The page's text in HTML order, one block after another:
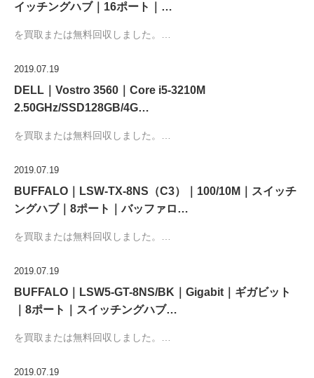
イッチングハブ｜16ポート｜…
を買取または無料回収しました。…
2019.07.19
DELL｜Vostro 3560｜Core i5-3210M
2.50GHz/SSD128GB/4G…
を買取または無料回収しました。…
2019.07.19
BUFFALO｜LSW-TX-8NS（C3）｜100/10M｜スイッチ
ングハブ｜8ポート｜バッファロ…
を買取または無料回収しました。…
2019.07.19
BUFFALO｜LSW5-GT-8NS/BK｜Gigabit｜ギガビット
｜8ポート｜スイッチングハブ…
を買取または無料回収しました。…
2019.07.19